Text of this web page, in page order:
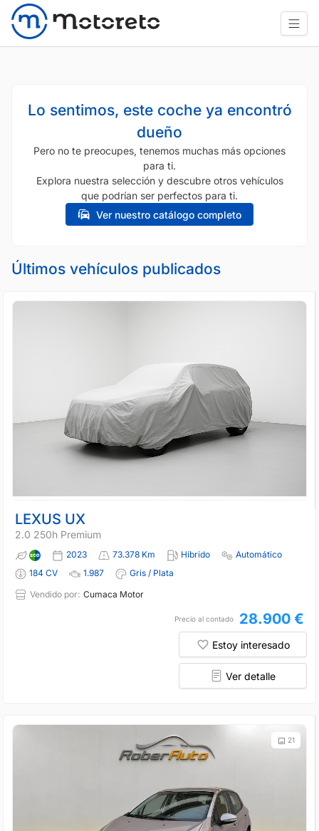
Lo sentimos, este coche ya encontró
dueño
Pero no te preocupes, tenemos muchas más opciones
para ti.
Explora nuestra selección y descubre otros vehículos
que podrían ser perfectos para ti.
Ver nuestro catálogo completo
Últimos vehículos publicados
LEXUS UX
2.0 250h Premium
2023 73.378 Km Híbrido
Automático
184 CV
1.987
Gris / Plata
Vendido por: Cumaca Motor
Precio al contado 28.900 €
Estoy interesado
Ver detalle
21